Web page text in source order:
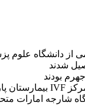
شارجه امارات